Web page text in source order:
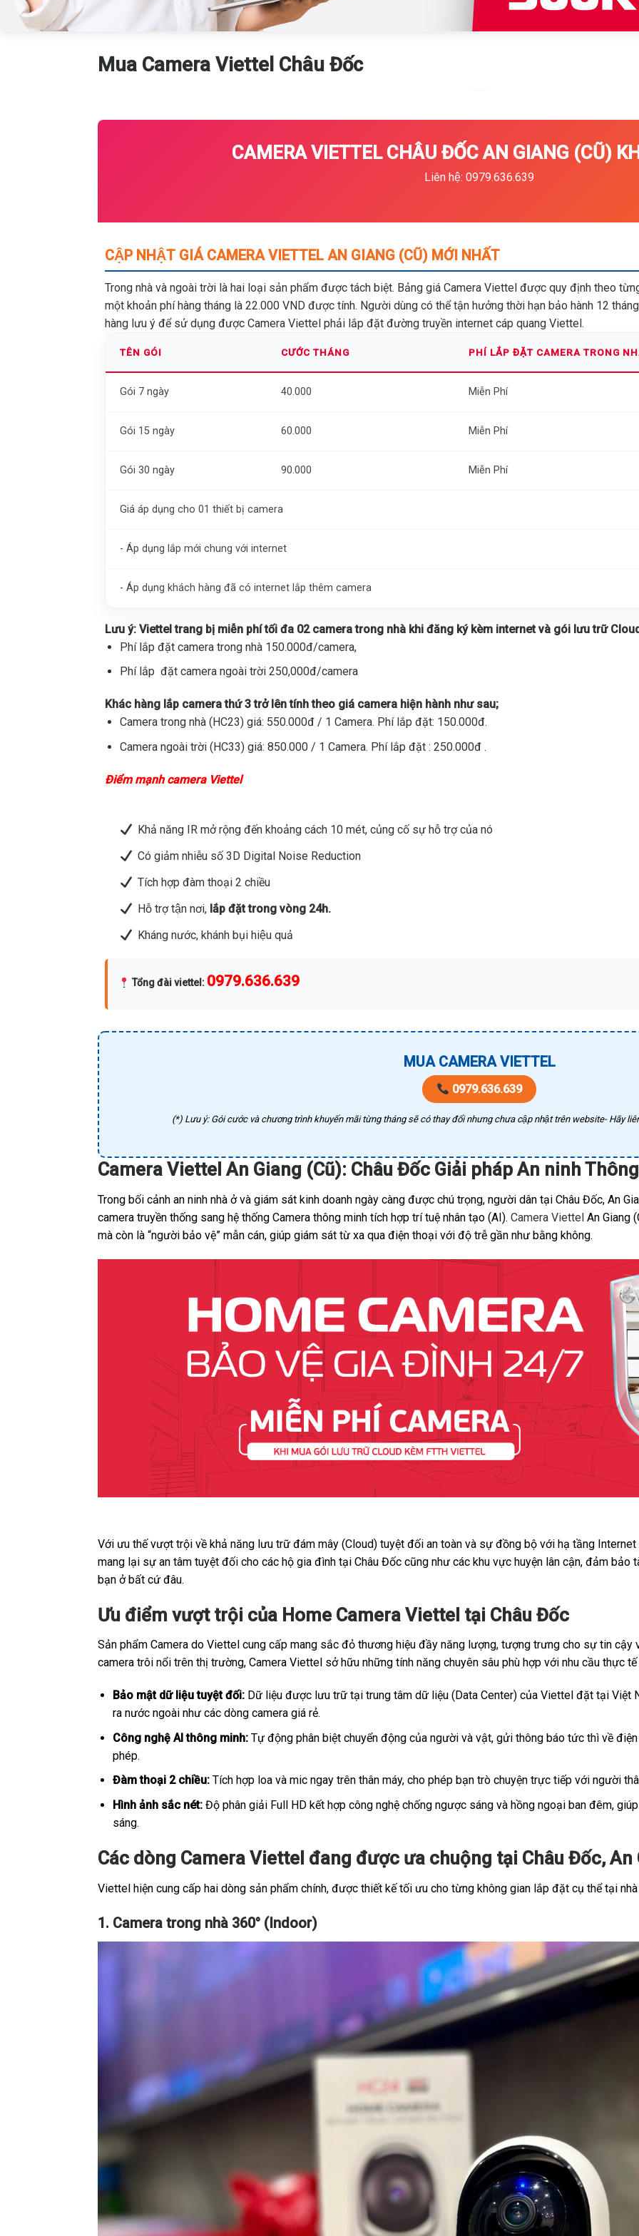
Mua Camera Viettel Châu Đốc
CAMERA VIETTEL CHÂU ĐỐC AN GIANG (CŨ)
Liên hệ: 0979.636.639
CẬP NHẬT GIÁ CAMERA VIETTEL AN GIANG (CŨ) MỚI NHẤT
Trong nhà và ngoài trời là hai loại sản phẩm được tách biệt. Bảng giá Camera Viettel được quy định theo
một khoản phí hàng tháng là 22.000 VND được tính. Người dùng có thể tận hưởng thời hạn bảo hành 12
hàng lưu ý để sử dụng được Camera Viettel phải lắp đặt đường truyền internet cáp quang Viettel.
TÊN GÓI CƯỚC THÁNG PHÍ LẮP ĐẶT CAMERA TRONG
Gói 7 ngày 40.000 Miễn Phí
Gói 15 ngày 60.000 Miễn Phí
Gói 30 ngày 90.000 Miễn Phí
Giá áp dụng cho 01 thiết bị camera
- Áp dụng lắp mới chung với internet
- Áp dụng khách hàng đã có internet lắp thêm camera
Lưu ý: Viettel trang bị miễn phí tối đa 02 camera trong nhà khi đăng ký kèm internet và gói lưu trữ
Phí lắp đặt camera trong nhà 150.000đ/camera,
Phí lắp đặt camera ngoài trời 250,000đ/camera
Khác hàng lắp camera thứ 3 trở lên tính theo giá camera hiện hành như sau;
Camera trong nhà (HC23) giá: 550.000đ / 1 Camera. Phí lắp đặt: 150.000đ.
Camera ngoài trời (HC33) giá: 850.000 / 1 Camera. Phí lắp đặt : 250.000đ .
Điểm mạnh camera Viettel
Khả năng IR mở rộng đến khoảng cách 10 mét, củng cố sự hỗ trợ của nó
Có giảm nhiễu số 3D Digital Noise Reduction
Tích hợp đàm thoại 2 chiều
Hỗ trợ tận nơi,lắp đặt trong vòng 24h.
Kháng nước, khánh bụi hiệu quả
Tổng đài viettel : 0979.636.639
MUA CAMERA VIETTEL
0979.636.639
(*) Lưu ý: Gói cước và chương trình khuyến mãi từng tháng sẽ có thay đổi nhưng chưa cập nhật trên website- Hãy
Camera Viettel An Giang (Cũ): Châu Đốc Giải pháp An ninh
Trong bối cảnh an ninh nhà ở và giám sát kinh doanh ngày càng được chú trọng, người dân tại Châu Đốc, An
camera truyền thống sang hệ thống Camera thông minh tích hợp trí tuệ nhân tạo (AI). Camera Viettel An Giang
mà còn là “người bảo vệ” mẫn cán, giúp giám sát từ xa qua điện thoại với độ trễ gần như bằng không.
Với ưu thế vượt trội về khả năng lưu trữ đám mây (Cloud) tuyệt đối an toàn và sự đồng bộ với hạ tầng
mang lại sự an tâm tuyệt đối cho các hộ gia đình tại Châu Đốc cũng như các khu vực huyện lân cận, đảm bảo
bạn ở bất cứ đâu.
Ưu điểm vượt trội của Home Camera Viettel tại Châu Đốc
Sản phẩm Camera do Viettel cung cấp mang sắc đỏ thương hiệu đầy năng lượng, tượng trưng cho sự tin cậy
camera trôi nổi trên thị trường, Camera Viettel sở hữu những tính năng chuyên sâu phù hợp với nhu cầu thực
Bảo mật dữ liệu tuyệt đối:Dữ liệu được lưu trữ tại trung tâm dữ liệu (Data Center) của Viettel đặt tại Việt
ra nước ngoài như các dòng camera giá rẻ.
Công nghệ AI thông minh:Tự động phân biệt chuyển động của người và vật, gửi thông báo tức thì về
phép.
Đàm thoại 2 chiều:Tích hợp loa và mic ngay trên thân máy, cho phép bạn trò chuyện trực tiếp với người
Hình ảnh sắc nét:Độ phân giải Full HD kết hợp công nghệ chống ngược sáng và hồng ngoại ban đêm,
sáng.
Các dòng Camera Viettel đang được ưa chuộng tại Châu Đốc, An
Viettel hiện cung cấp hai dòng sản phẩm chính, được thiết kế tối ưu cho từng không gian lắp đặt cụ thể tại
1. Camera trong nhà 360° (Indoor)